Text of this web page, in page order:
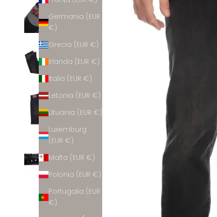
Germania (EUR
€)
Grecia (EUR €)
Irlanda (EUR €)
Italia (EUR €)
Letonia (EUR €)
Lituania (EUR €)
Luxemburg
(EUR €)
Malta (EUR €)
Polonia (EUR €)
Portugalia (EUR
€)